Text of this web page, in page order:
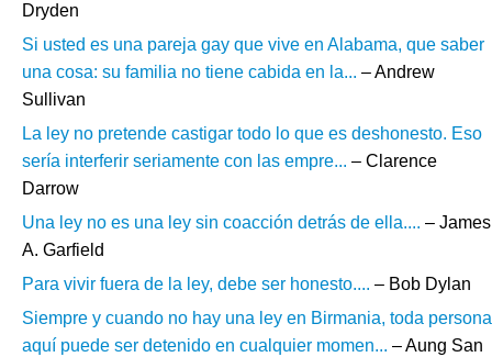
Dryden
Si usted es una pareja gay que vive en Alabama, que saber
una cosa: su familia no tiene cabida en la... – Andrew
Sullivan
La ley no pretende castigar todo lo que es deshonesto. Eso
sería interferir seriamente con las empre... – Clarence
Darrow
Una ley no es una ley sin coacción detrás de ella.... – James
A. Garfield
Para vivir fuera de la ley, debe ser honesto.... – Bob Dylan
Siempre y cuando no hay una ley en Birmania, toda persona
aquí puede ser detenido en cualquier momen... – Aung San